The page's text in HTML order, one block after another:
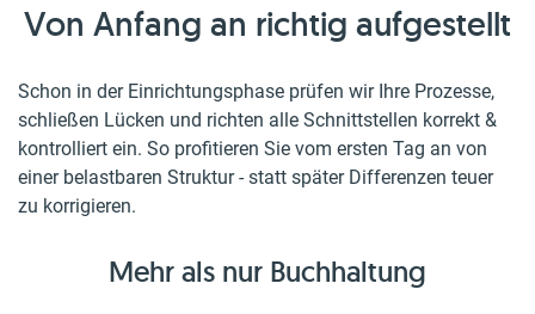
Von Anfang an richtig aufgestellt
Schon in der Einrichtungsphase prüfen wir Ihre Prozesse,
schließen Lücken und richten alle Schnittstellen korrekt &
kontrolliert ein. So profitieren Sie vom ersten Tag an von
einer belastbaren Struktur - statt später Differenzen teuer
zu korrigieren.
Mehr als nur Buchhaltung